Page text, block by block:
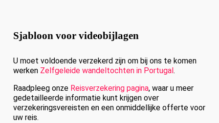
Sjabloon voor videobijlagen
U moet voldoende verzekerd zijn om bij ons te komen
werken Zelfgeleide wandeltochten in Portugal .
Raadpleeg onze Reisverzekering pagina, waar u meer
gedetailleerde informatie kunt krijgen over
verzekeringsvereisten en een onmiddellijke offerte voor
uw reis.